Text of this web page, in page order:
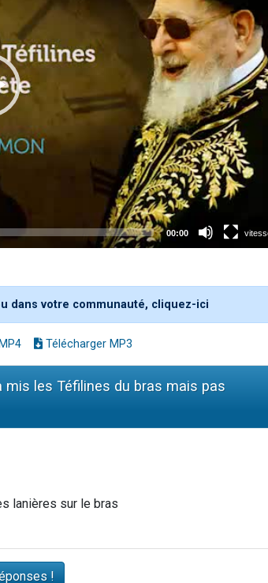
dans votre communauté, cliquez-ici
Télécharger MP3
mis les Téfilines du bras mais pas
lanières sur le bras